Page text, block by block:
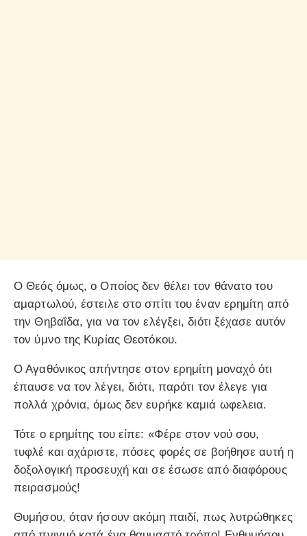
Ο Θεός όμως, ο Οποίος δεν θέλει τον θάνατο του
αμαρτωλού, έστειλε στο σπίτι του έναν ερημίτη από
την Θηβαΐδα, για να τον ελέγξει, διότι ξέχασε αυτόν
τον ύμνο της Κυρίας Θεοτόκου.
Ο Αγαθόνικος απήντησε στον ερημίτη μοναχό ότι
έπαυσε να τον λέγει, διότι, παρότι τον έλεγε για
πολλά χρόνια, όμως δεν ευρήκε καμιά ωφελεια.
Τότε ο ερημίτης του είπε: «Φέρε στον νού σου,
τυφλέ και αχάριστε, πόσες φορές σε βοήθησε αυτή η
δοξολογική προσευχή και σε έσωσε από διαφόρους
πειρασμούς!
Θυμήσου, όταν ήσουν ακόμη παιδί, πως λυτρώθηκες